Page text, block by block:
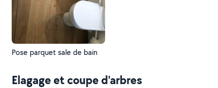
Pose parquet sale de bain
Elagage et coupe d'arbres